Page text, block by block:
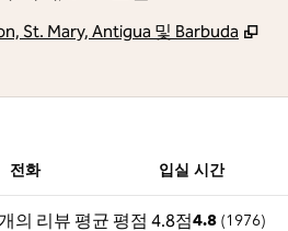
St. Mary, Antigua 및 Barbuda ,
전화 입실 시간
4.8 (1976)